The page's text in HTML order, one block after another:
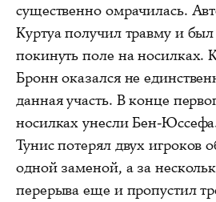
существенно омрачилась.
Куртуа получил травму и
покинуть поле на носилках.
Бронн оказался не
данная участь. В конце
носилках унесли Бен-
Тунис потерял двух игроков
одной заменой, а за
перерыва еще и пропустил